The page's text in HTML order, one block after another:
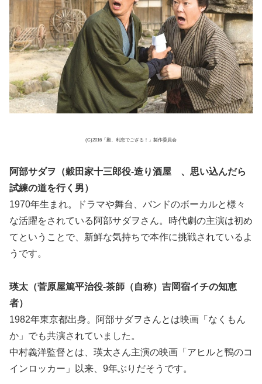
(C)2016「殿、利息でござる！」製作委員会
阿部サダヲ（穀田家十三郎役-造り酒屋 、思い込んだら
試練の道を行く男）
1970年生まれ。ドラマや舞台、バンドのボーカルと様々
な活躍をされている阿部サダヲさん。時代劇の主演は初め
てということで、新鮮な気持ちで本作に挑戦されているよ
うです。
瑛太（菅原屋篤平治役-茶師（自称）吉岡宿イチの知恵
者）
1982年東京都出身。阿部サダヲさんとは映画「なくもん
か」でも共演されていました。
中村義洋監督とは、瑛太さん主演の映画「アヒルと鴨のコ
インロッカー」以来、9年ぶりだそうです。